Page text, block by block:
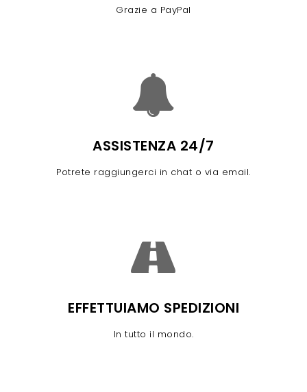
Grazie a PayPal
ASSISTENZA 24/7
Potrete raggiungerci in chat o via email.
EFFETTUIAMO SPEDIZIONI
In tutto il mondo.